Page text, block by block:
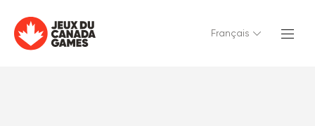
Français